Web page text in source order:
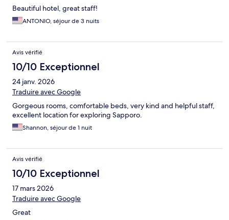
Beautiful hotel, great staff!
ANTONIO, séjour de 3 nuits
Avis vérifié
10/10 Exceptionnel
24 janv. 2026
Traduire avec Google
Gorgeous rooms, comfortable beds, very kind and helpful staff,
excellent location for exploring Sapporo.
Shannon, séjour de 1 nuit
Avis vérifié
10/10 Exceptionnel
17 mars 2026
Traduire avec Google
Great